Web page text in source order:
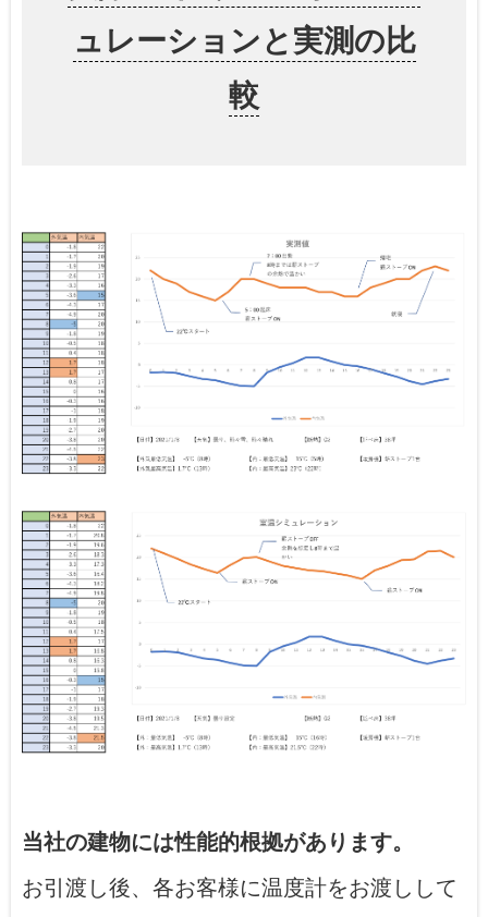
ュレーションと実測の比
較
当社の建物には性能的根拠があります。
お引渡し後、各お客様に温度計をお渡しして